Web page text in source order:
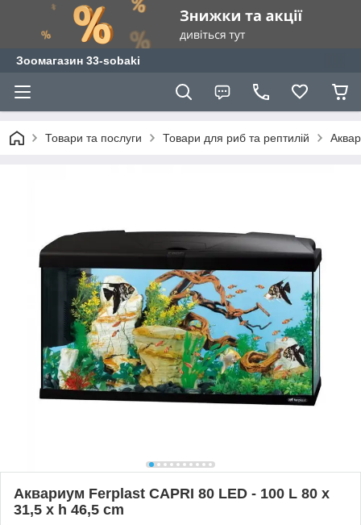
Зоомагазин 33-sobaki
Товари та послуги Товари для риб та рептилій
Аквариум Ferplast CAPRI 80 LED - 100 L 80 x
31,5 x h 46,5 cm